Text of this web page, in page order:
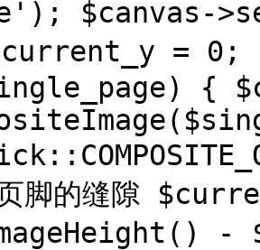
$canvas-
= 0;
{
页脚的缝隙
-